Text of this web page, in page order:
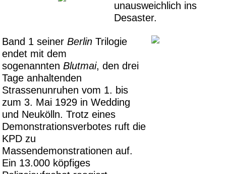
unausweichlich ins
Desaster.
Band 1 seinerBerlin Trilogie
endet mit dem
sogenanntenBlutmai, den drei
Tage anhaltenden
Strassenunruhen vom 1. bis
zum 3. Mai 1929 in Wedding
und Neukölln. Trotz eines
Demonstrationsverbotes ruft die
KPD zu
Massendemonstrationen auf.
Ein 13.000 köpfiges